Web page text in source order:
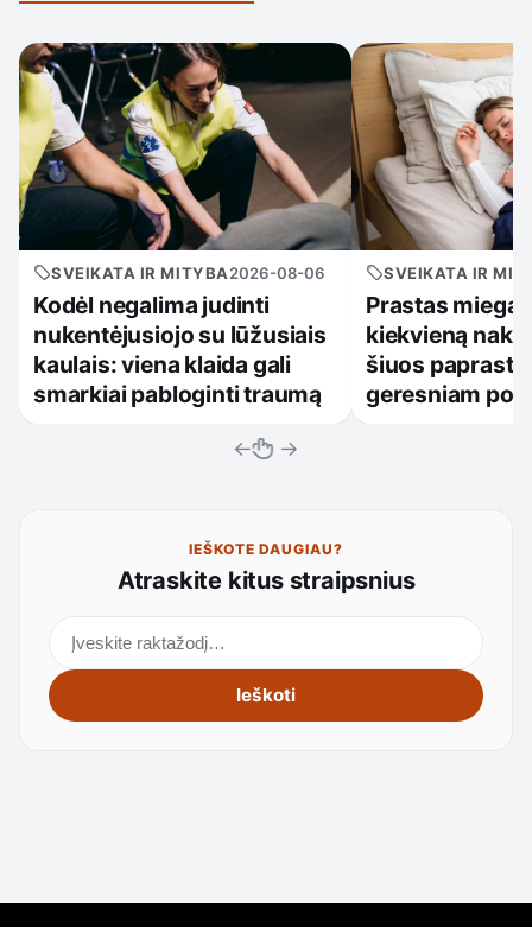
SVEIKATA IR MITYBA2026-08-06
Kodėl negalima judinti
nukentėjusiojo su lūžusiais
kaulais: viena klaida gali
smarkiai pabloginti traumą
SVEIKATA IR
Prastas
kiekvieną
šiuos
geresniam
← →
IEŠKOTE DAUGIAU?
Atraskite kitus straipsnius
Ieškoti